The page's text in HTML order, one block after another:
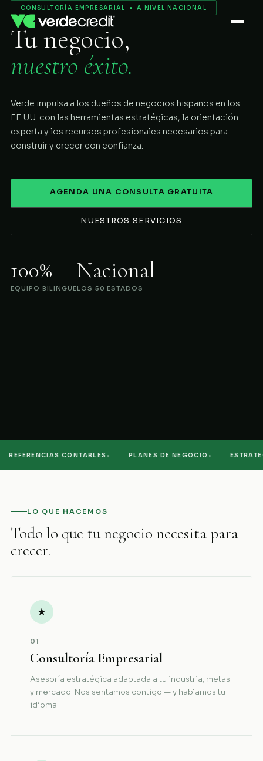
Servicios
Nosotros
Proceso
COMENZAR
CONSULTORÍA EMPRESARIAL • A NIVEL NACIONAL
Tu negocio,
nuestro éxito.
Verde impulsa a los dueños de negocios hispanos en los
EE.UU. con las herramientas estratégicas, la orientación
experta y los recursos profesionales necesarios para
construir y crecer con confianza.
AGENDA UNA CONSULTA GRATUITA
NUESTROS SERVICIOS
100%
EQUIPO BILINGÜE
Nacional
LOS 50 ESTADOS
CONTABLES· PLANES DE NEGOCIO·
LO QUE HACEMOS
Todo lo que tu negocio necesita para
crecer.
★
01
Consultoría Empresarial
Asesoría estratégica adaptada a tu industria, metas
y mercado. Nos sentamos contigo — y hablamos tu
idioma.